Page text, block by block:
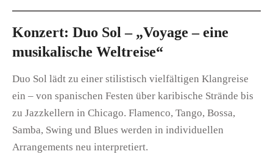
Konzert: Duo Sol – „Voyage – eine
musikalische Weltreise“
Duo Sol lädt zu einer stilistisch vielfältigen Klangreise
ein – von spanischen Festen über karibische Strände bis
zu Jazzkellern in Chicago. Flamenco, Tango, Bossa,
Samba, Swing und Blues werden in individuellen
Arrangements neu interpretiert.